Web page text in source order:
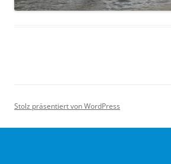
Stolz präsentiert von WordPress